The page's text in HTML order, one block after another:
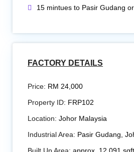
15 mintues to Pasir Gudang
FACTORY DETAILS
Price: RM 24,000
Property ID: FRP102
Location: Johor Malaysia
Industrial Area: Pasir Gudang,